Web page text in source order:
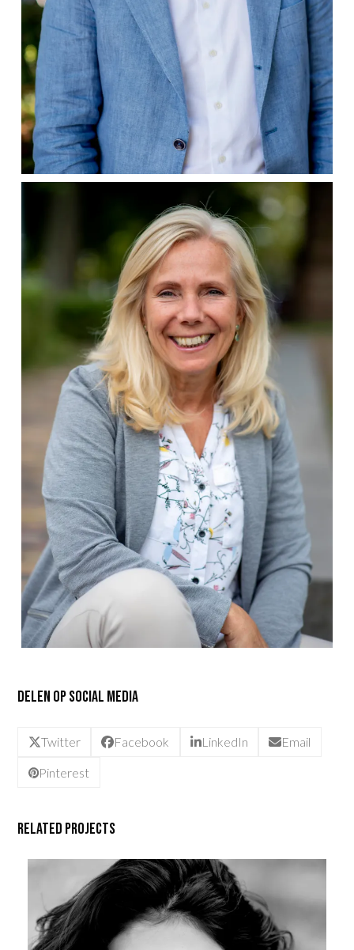
Delen op social media
Twitter Facebook LinkedIn Email
Pinterest
Related Projects